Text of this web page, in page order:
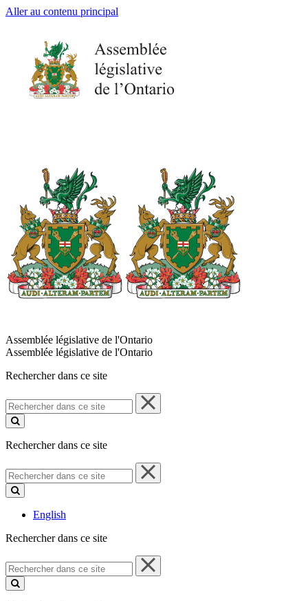
Aller au contenu principal
Assemblée législative de l'Ontario
Assemblée législative de l'Ontario
Rechercher dans ce site
Rechercher
dans
ce
Rechercher dans ce site
Rechercher
dans
ce
English
Rechercher dans ce site
Rechercher
dans
ce